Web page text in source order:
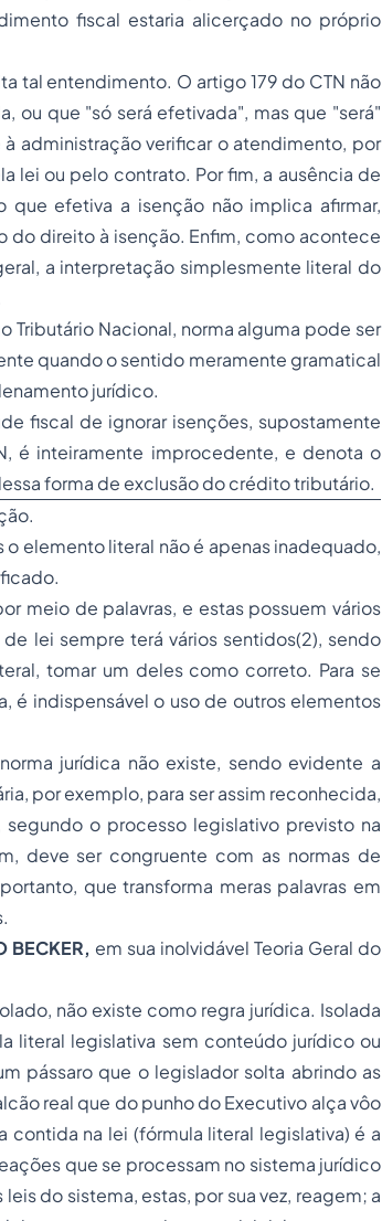
fiscal estaria alicerçado no próprio
tal entendimento. O artigo 179 do CTN não
ou que "só será efetivada", mas que "será"
administração verificar o atendimento, por
lei ou pelo contrato. Por fim, a ausência de
efetiva a isenção não implica afirmar,
direito à isenção. Enfim, como acontece
a interpretação simplesmente literal do
Tributário Nacional, norma alguma pode ser
quando o sentido meramente gramatical
jurídico.
fiscal de ignorar isenções, supostamente
é inteiramente improcedente, e denota o
forma de exclusão do crédito tributário.
elemento literal não é apenas inadequado,
meio de palavras, e estas possuem vários
lei sempre terá vários sentidos(2), sendo
tomar um deles como correto. Para se
é indispensável o uso de outros elementos
jurídica não existe, sendo evidente a
por exemplo, para ser assim reconhecida,
segundo o processo legislativo previsto na
deve ser congruente com as normas de
que transforma meras palavras em
BECKER, em sua inolvidável Teoria Geral do
não existe como regra jurídica. Isolada
literal legislativa sem conteúdo jurídico ou
pássaro que o legislador solta abrindo as
real que do punho do Executivo alça vôo
contida na lei (fórmula literal legislativa) é a
que se processam no sistema jurídico
do sistema, estas, por sua vez, reagem; a